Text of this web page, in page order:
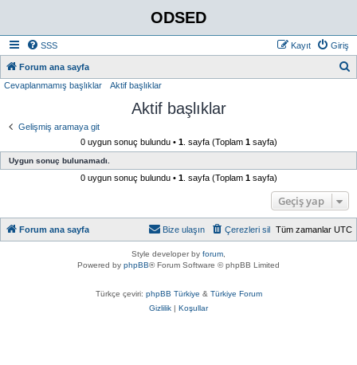
ODSED
SSS Giriş
Kayıt
Forum ana sayfa
Cevaplanmamış başlıklar Aktif başlıklar
Aktif başlıklar
Gelişmiş aramaya git
0 uygun sonuç bulundu • 1. sayfa (Toplam 1sayfa)
Uygun sonuç bulunamadı.
0 uygun sonuç bulundu • 1. sayfa (Toplam 1sayfa)
Geçiş yap
Forum ana sayfa Tüm zamanlar UTC
Çerezleri sil
Bize ulaşın
Style developer by forum
Powered by phpBB® Forum Software © phpBB Limited
Türkçe çeviri: phpBB Türkiye & Türkiye Forum
Gizlilik | Koşullar